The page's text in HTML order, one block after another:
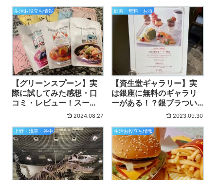
美味
生活お役立ち情報
【グリーンスプーン】実
際に試してみた感想・口
コミ・レビュー！スー
プ・冷凍宅配食材・最新
法も全部丸わかり！
2024.08.27
庭園・無料・お得
【資生堂ギャラリー】実
は銀座に無料のギャラリ
ーがある！？銀ブラつい
でに寄ってみた感想・口
2023.09.30
上野・浅草・谷中 生活お役立ち情報